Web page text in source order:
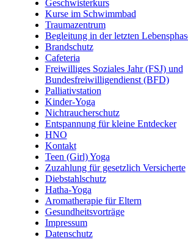
Geschwisterkurs
Kurse im Schwimmbad
Traumazentrum
Begleitung in der letzten
Brandschutz
Cafeteria
Freiwilliges Soziales Jahr (FSJ) und
Bundesfreiwilligendienst (BFD)
Palliativstation
Kinder-Yoga
Nichtraucherschutz
Entspannung für kleine Entdecker
HNO
Kontakt
Teen (Girl) Yoga
Zuzahlung für gesetzlich Versicherte
Diebstahlschutz
Hatha-Yoga
Aromatherapie für Eltern
Gesundheitsvorträge
Impressum
Datenschutz